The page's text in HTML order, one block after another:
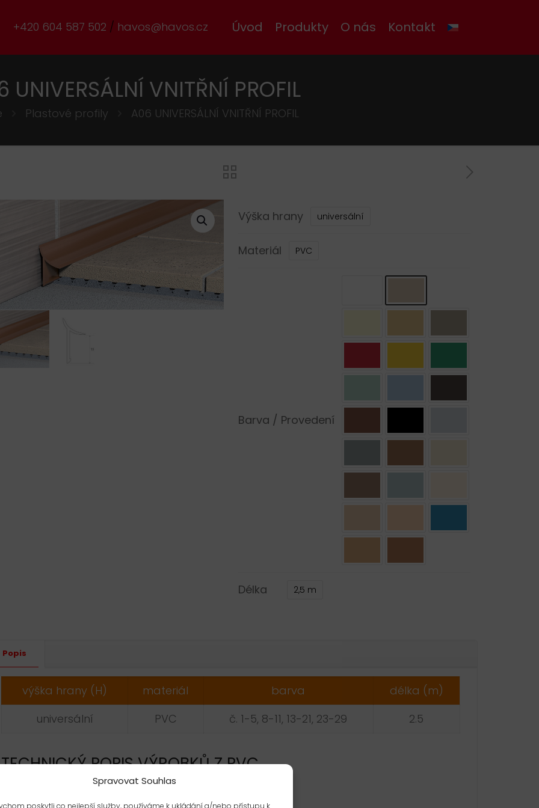
Spravovat Souhlas
poskytli co nejlepší služby, používáme k ukládání a/nebo přístupu k
+420 604 587 502 havos@havos.cz Úvod Produkty O nás Kontakt
UNIVERSÁLNÍ VNITŘNÍ PROFIL
Plastové profily A06 UNIVERSÁLNÍ VNITŘNÍ PROFIL
Výška hrany universální
Materiál PVC
Barva / Provedení
Délka 2,5 m
Popis
výška hrany (H) materiál barva
délka (m)
universální
PVC č. 1-5, 8-11, 13-21, 23-29 2.5
TECHNICKÝ POPIS VÝROBKŮ Z PVC
MATERIÁL: houževnaté PVC